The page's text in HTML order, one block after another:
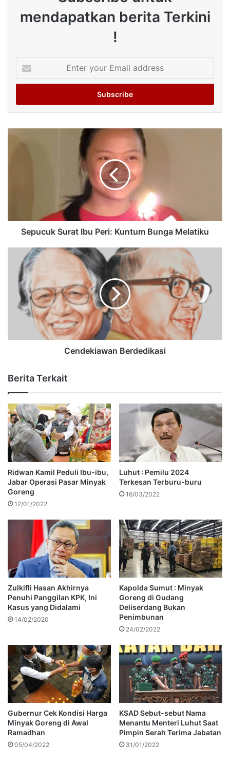
mendapatkan berita Terkini
!
your
Email
Sepucuk Surat Ibu Peri: Kuntum Bunga Melatiku
Cendekiawan Berdedikasi
Berita Terkait
Ridwan Kamil Peduli Ibu-ibu,
Jabar Operasi Pasar Minyak
Goreng
12/01/2022
Luhut : Pemilu 2024
Terkesan Terburu-buru
16/03/2022
Zulkifli Hasan Akhirnya
Penuhi Panggilan KPK, Ini
Kasus yang Didalami
14/02/2020
Kapolda Sumut : Minyak
Goreng di Gudang
Deliserdang Bukan
Penimbunan
24/02/2022
Gubernur Cek Kondisi Harga
Minyak Goreng di Awal
Ramadhan
05/04/2022
KSAD Sebut-sebut Nama
Menantu Menteri Luhut Saat
Pimpin Serah Terima Jabatan
31/01/2022